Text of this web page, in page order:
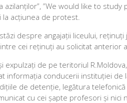
”We would like to study
acțiunea de protest.
despre angajații liceului, reținuți
cei reținuți au solicitat anterior
expulzați de pe teritoriul
conducerii instituției de
de detenție, legătura
cu cei șapte profesori și nici